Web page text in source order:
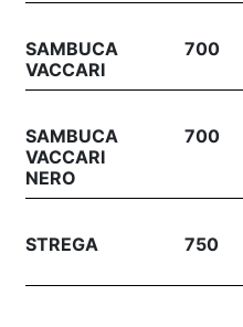
SAMBUCA
VACCARI
700
SAMBUCA
VACCARI
NERO
700
STREGA 750